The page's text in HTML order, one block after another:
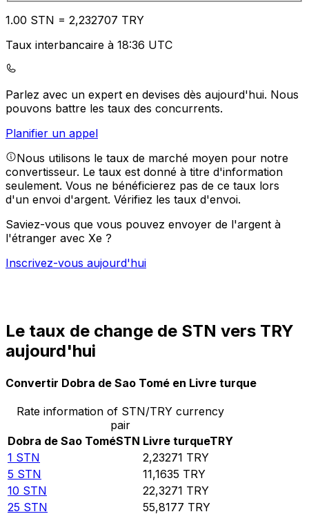
1.00 STN = 2,232707 TRY
Taux interbancaire à 18:36 UTC
Parlez avec un expert en devises dès aujourd'hui. Nous
pouvons battre les taux des concurrents.
Planifier un appel
Nous utilisons le taux de marché moyen pour notre
convertisseur. Le taux est donné à titre d'information
seulement. Vous ne bénéficierez pas de ce taux lors
d'un envoi d'argent. Vérifiez les taux d'envoi.
Saviez-vous que vous pouvez envoyer de l'argent à
l'étranger avec Xe ?
Inscrivez-vous aujourd'hui
Le taux de change de STN vers TRY
aujourd'hui
Convertir Dobra de Sao Tomé en Livre turque
Rate information of STN/TRY currency
pair
Dobra de Sao ToméSTN Livre turqueTRY
1 STN 2,23271 TRY
5 STN 11,1635 TRY
10 STN 22,3271 TRY
25 STN 55,8177 TRY